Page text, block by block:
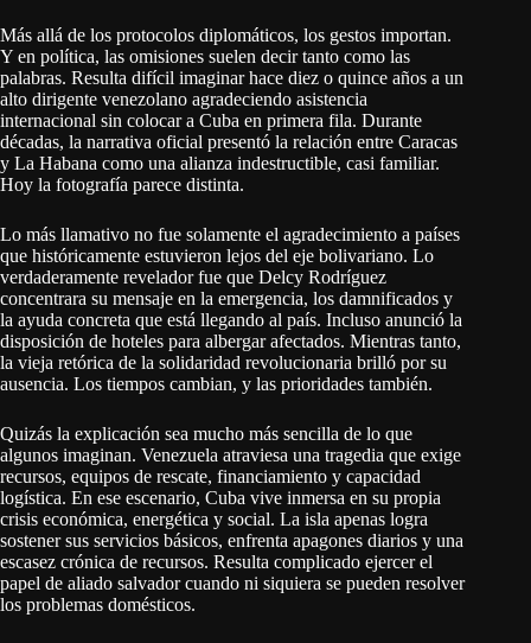
Más allá de los protocolos diplomáticos, los gestos importan.
Y en política, las omisiones suelen decir tanto como las
palabras. Resulta difícil imaginar hace diez o quince años a un
alto dirigente venezolano agradeciendo asistencia
internacional sin colocar a Cuba en primera fila. Durante
décadas, la narrativa oficial presentó la relación entre Caracas
y La Habana como una alianza indestructible, casi familiar.
Hoy la fotografía parece distinta.
Lo más llamativo no fue solamente el agradecimiento a países
que históricamente estuvieron lejos del eje bolivariano. Lo
verdaderamente revelador fue que Delcy Rodríguez
concentrara su mensaje en la emergencia, los damnificados y
la ayuda concreta que está llegando al país. Incluso anunció la
disposición de hoteles para albergar afectados. Mientras tanto,
la vieja retórica de la solidaridad revolucionaria brilló por su
ausencia. Los tiempos cambian, y las prioridades también.
Quizás la explicación sea mucho más sencilla de lo que
algunos imaginan. Venezuela atraviesa una tragedia que exige
recursos, equipos de rescate, financiamiento y capacidad
logística. En ese escenario, Cuba vive inmersa en su propia
crisis económica, energética y social. La isla apenas logra
sostener sus servicios básicos, enfrenta apagones diarios y una
escasez crónica de recursos. Resulta complicado ejercer el
papel de aliado salvador cuando ni siquiera se pueden resolver
los problemas domésticos.